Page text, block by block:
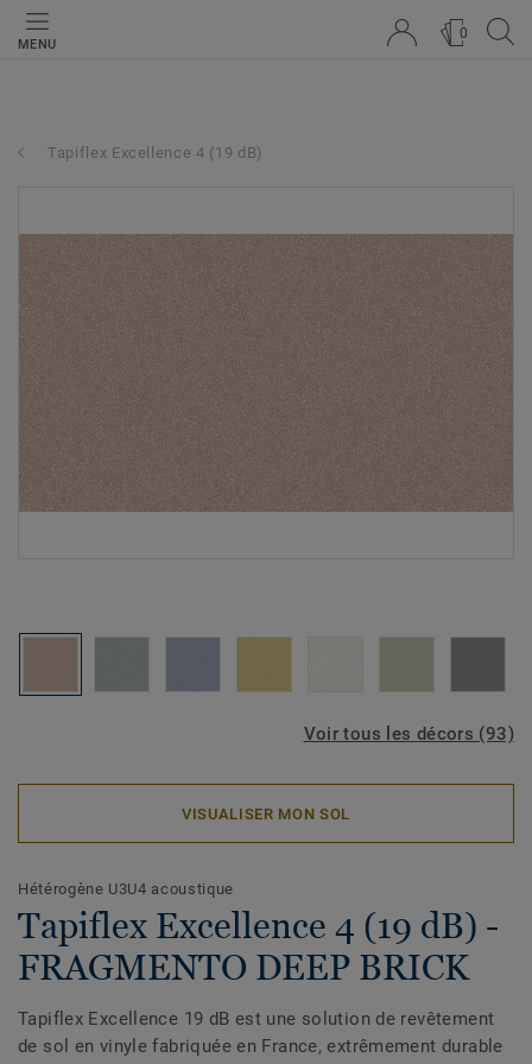
MENU
0
Tapiflex Excellence 4 (19 dB)
Voir tous les décors (93)
VISUALISER MON SOL
Hétérogène U3U4 acoustique
Tapiflex Excellence 4 (19 dB) -
FRAGMENTO DEEP BRICK
Tapiflex Excellence 19 dB est une solution de revêtement
de sol en vinyle fabriquée en France, extrêmement durable